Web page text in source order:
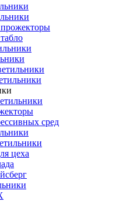
сред
цеха